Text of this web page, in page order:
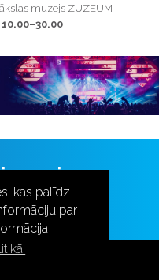
kas palīdz
par
muzejs ZUZEUM